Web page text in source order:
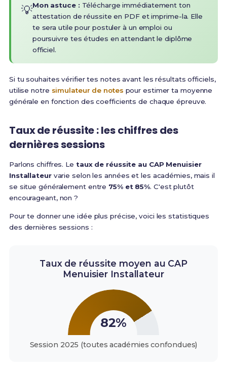
💡Mon astuce : Télécharge immédiatement ton
attestation de réussite en PDF et imprime-la. Elle
te sera utile pour postuler à un emploi ou
poursuivre tes études en attendant le diplôme
officiel.
Si tu souhaites vérifier tes notes avant les résultats officiels,
utilise notre simulateur de notes pour estimer ta moyenne
générale en fonction des coefficients de chaque épreuve.
Taux de réussite : les chiffres des
dernières sessions
Parlons chiffres. Le taux de réussite au CAP Menuisier
Installateurvarie selon les années et les académies, mais il
se situe généralement entre 75% et 85%. C'est plutôt
encourageant, non ?
Pour te donner une idée plus précise, voici les statistiques
des dernières sessions :
Taux de réussite moyen au CAP
Menuisier Installateur
82%
Session 2025 (toutes académies confondues)